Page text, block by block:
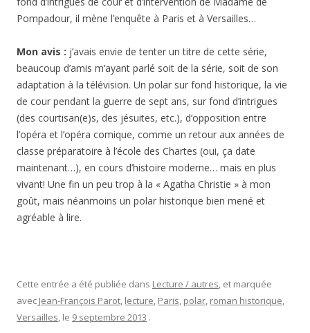
beaucoup d’amis m’ayant parlé soit de la série, soit de son
de cour pendant la guerre de sept ans, sur fond d’intrigues
(des courtisan(e)s, des jésuites, etc.), d’opposition entre
l’opéra et l’opéra comique, comme un retour aux années de
classe préparatoire à l’école des Chartes (oui, ça date
maintenant…), en cours d’histoire moderne… mais en plus
vivant! Une fin un peu trop à la « Agatha Christie » à mon
goût, mais néanmoins un polar historique bien mené et
agréable à lire.